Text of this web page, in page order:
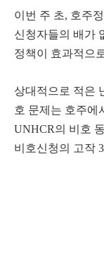
이번 주 초, 호주
신청자들의 배가
정책이 효과적으
상대적으로 적은
호 문제는 호주에
UNHCR의 비호
비호신청의 고작